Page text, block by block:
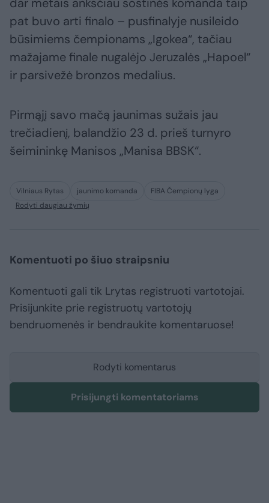
pat buvo arti finalo – pusfinalyje nusileido
būsimiems čempionams „Igokea“, tačiau
mažajame finale nugalėjo Jeruzalės „Hapoel“
ir parsivežė bronzos medalius.
Pirmąjį savo mačą jaunimas sužais jau
trečiadienį, balandžio 23 d. prieš turnyro
šeimininkę Manisos „Manisa BBSK“.
Vilniaus Rytas jaunimo komanda
FIBA Čempionų lyga
Rodyti daugiau žymių
Komentuoti po šiuo straipsniu
Komentuoti gali tik Lrytas registruoti vartotojai.
Prisijunkite prie registruotų vartotojų
bendruomenės ir bendraukite komentaruose!
Rodyti komentarus
Prisijungti komentatoriams